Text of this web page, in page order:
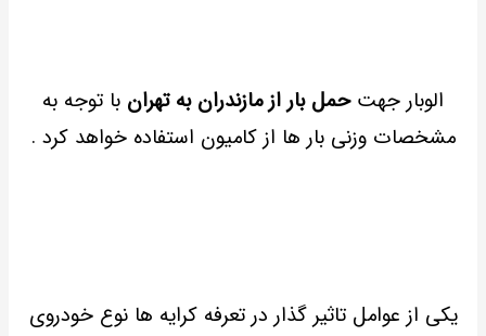
الوبار جهتحمل بار از مازندران به تهران با توجه به
مشخصات وزنی بار ها از کامیون استفاده خواهد کرد .
یکی از عوامل تاثیر گذار در تعرفه کرایه ها نوع خودروی